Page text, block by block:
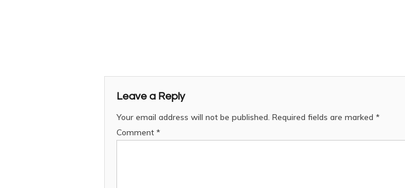
Leave a Reply
Your email address will not be published. Required fields are marked *
Comment *